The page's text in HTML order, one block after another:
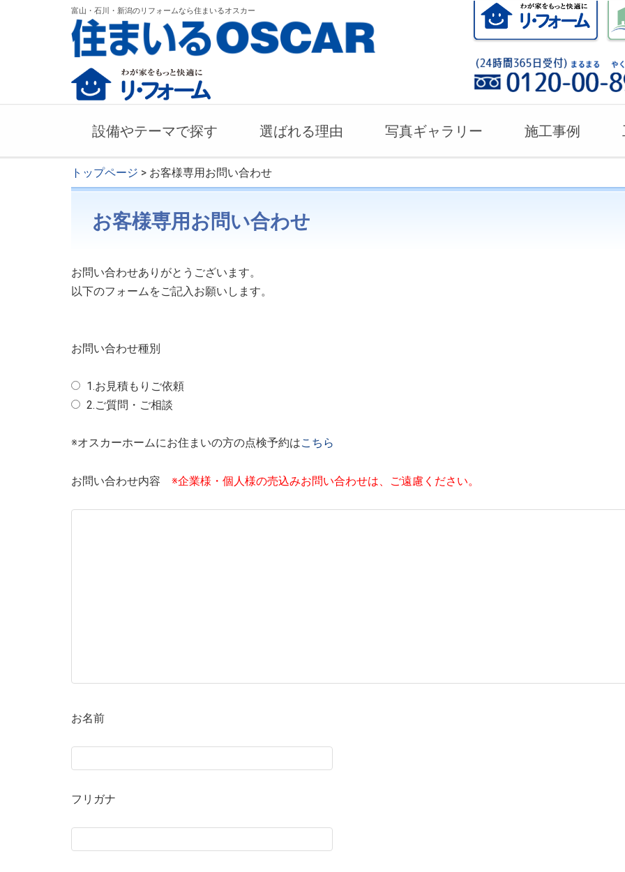
富山・石川・新潟のリフォームなら住まいるオスカー
設備やテーマで探す 選ばれる理由 写真ギャラリー 施工事例
トップページ > お客様専用お問い合わせ
お客様専用お問い合わせ
お問い合わせありがとうございます。
以下のフォームをご記入お願いします。
お問い合わせ種別
1.お見積もりご依頼
2.ご質問・ご相談
※オスカーホームにお住まいの方の点検予約はこちら
お問い合わせ内容 ※企業様・個人様の売込みお問い合わせは、ご遠慮ください。
お名前
フリガナ